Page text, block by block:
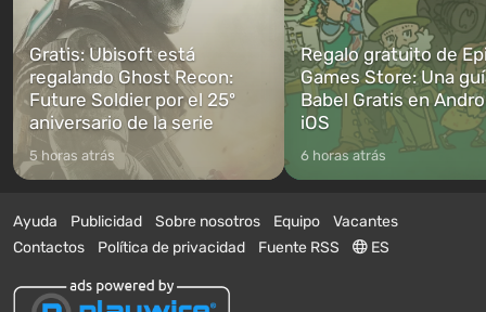
Gratis: Ubisoft está
regalando Ghost Recon:
Future Soldier por el 25º
aniversario de la serie
5 horas atrás
Regalo gratuito de
Games Store: Una
Babel Gratis en
iOS
6 horas atrás
Ayuda Publicidad Sobre nosotros Equipo
Vacantes
Contactos
Política de privacidad Fuente RSS ES